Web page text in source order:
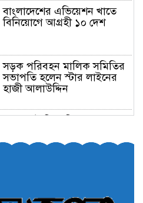
বাংলাদেশের এভিয়েশন খাতে
বিনিয়োগে আগ্রহী ১০ দেশ
সড়ক পরিবহন মালিক সমিতির
সভাপতি হলেন স্টার লাইনের
হাজী আলাউদ্দিন